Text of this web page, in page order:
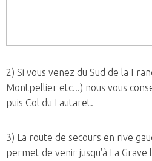
2) Si vous venez du Sud de la
Montpellier etc...) nous vous
puis Col du Lautaret.
3) La route de secours en rive
permet de venir jusqu'à La